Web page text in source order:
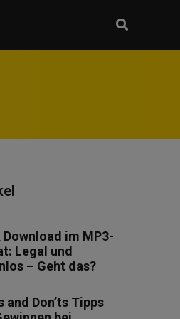
Download im MP3-
Legal und
– Geht das?
and Don’ts Tipps